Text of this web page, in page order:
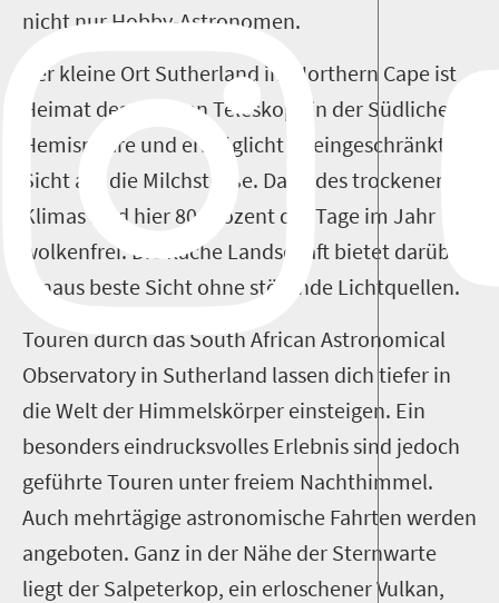
nicht nur Hobby-Astronomen.
Der kleine Ort Sutherland im Northern Cape ist
Heimat des größten Teleskops in der Südlichen
Hemisphäre und ermöglicht uneingeschränkte
Sicht auf die Milchstraße. Dank des trockenen
Klimas sind hier 80 Prozent der Tage im Jahr
wolkenfrei. Die flache Landschaft bietet darüber
hinaus beste Sicht ohne störende Lichtquellen.
Touren durch das South African Astronomical
Observatory in Sutherland lassen dich tiefer in
die Welt der Himmelskörper einsteigen. Ein
besonders eindrucksvolles Erlebnis sind jedoch
geführte Touren unter freiem Nachthimmel.
Auch mehrtägige astronomische Fahrten werden
angeboten. Ganz in der Nähe der Sternwarte
liegt der Salpeterkop, ein erloschener Vulkan,